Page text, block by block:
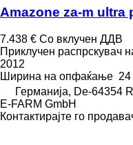
Amazone za-m ultra
7.438 € Со вклучен ДДВ
Приклучен распрскувач
2012
Ширина на опфаќање
Германија, De-64354
E-FARM GmbH
Контактирајте го